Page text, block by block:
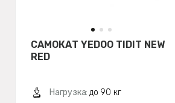
САМОКАТ YEDOO TIDIT NEW
RED
Нагрузка: до 90 кг